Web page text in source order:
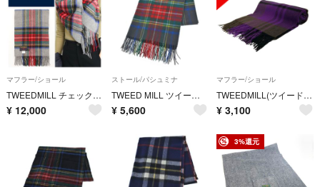
マフラー/ショール
TWEEDMILL チェックストール マフラー
¥ 12,000
ストール/パシュミナ
TWEED MILL ツイードミル ストール その他（柄物・カラフル） 【古着】【中古】【送料無料】
¥ 5,600
マフラー/ショール
TWEEDMILL(ツイードミル) マフラー美品 - パープル×黒×ブラウン チェック柄 ウール
¥ 3,100
3%還元